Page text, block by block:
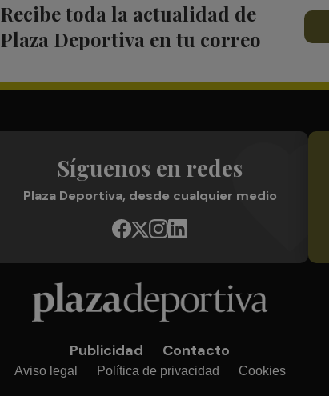
Recibe toda la actualidad de
Plaza Deportiva en tu correo
Síguenos en redes
Plaza Deportiva, desde cualquier medio
Publicidad Contacto
Aviso legal Política de privacidad Cookies